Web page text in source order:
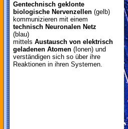
Gentechnisch geklonte
biologische Nervenzellen (gelb)
kommunizieren mit einem
technisch Neuronalen Netz
(blau)
mittels Austausch von elektrisch
geladenen Atomen (Ionen) und
verständigen sich so über ihre
Reaktionen in ihren Systemen.